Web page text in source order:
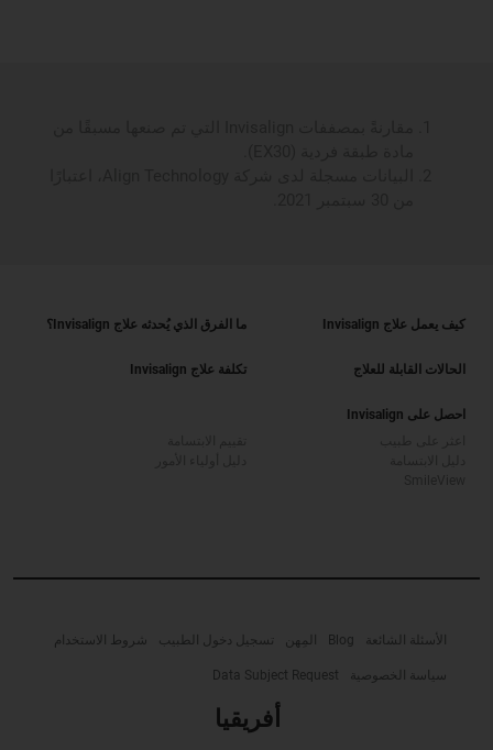
كيف يعمل علاج Invisalign ما الفرق الذي يُحدثه علاج Invisalign؟
الحالات القابلة للعلاج تكلفة علاج Invisalign
احصل على Invisalign
الأسئلة الشائعة Blog المِهن تسجيل دخول الطبيب شروط الاستخدام
سياسة الخصوصية Data Subject Request
أفريقيا